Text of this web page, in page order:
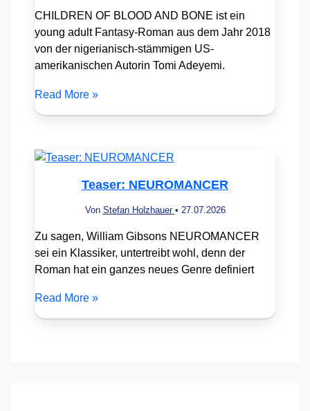
CHILDREN OF BLOOD AND BONE ist ein
young adult Fantasy-Roman aus dem Jahr 2018
von der nigerianisch-stämmigen US-
amerikanischen Autorin Tomi Adeyemi.
Read More »
Teaser: NEUROMANCER
Von Stefan Holzhauer • 27.07.2026
Zu sagen, William Gibsons NEUROMANCER
sei ein Klassiker, untertreibt wohl, denn der
Roman hat ein ganzes neues Genre definiert
Read More »